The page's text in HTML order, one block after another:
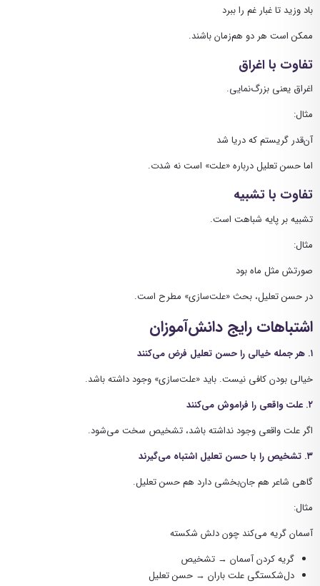
باد وزید تا غبار غم را ببرد
ممکن است هر دو هم‌زمان باشند.
تفاوت با اغراق
اغراق یعنی بزرگ‌نمایی.
مثال:
آن‌قدر گریستم که دریا شد
اما حسن تعلیل درباره «علت» است نه شدت.
تفاوت با تشبیه
تشبیه بر پایه شباهت است.
مثال:
صورتش مثل ماه بود
در حسن تعلیل، بحث «علت‌سازی» مطرح است.
اشتباهات رایج دانش‌آموزان
۱. هر جمله خیالی را حسن تعلیل فرض می‌کنند
خیالی بودن کافی نیست. باید «علت‌سازی» وجود داشته باشد.
۲. علت واقعی را فراموش می‌کنند
اگر علت واقعی وجود نداشته باشد، تشخیص سخت می‌شود.
۳. تشخیص را با حسن تعلیل اشتباه می‌گیرند
گاهی شاعر هم جان‌بخشی دارد هم حسن تعلیل.
مثال:
آسمان گریه می‌کند چون دلش شکسته
گریه کردن آسمان → تشخیص
دل‌شکستگی علت باران → حسن تعلیل